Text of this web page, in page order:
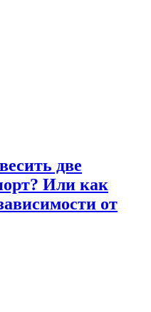
две
Или как
от